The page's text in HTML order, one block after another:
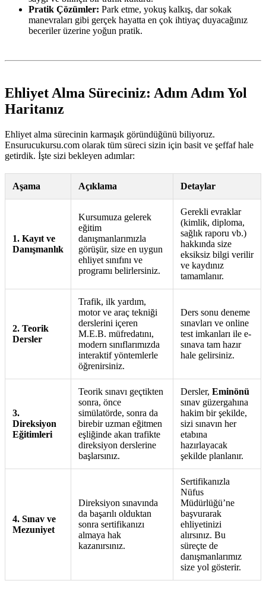
Pratik Çözümler: Park etme, yokuş kalkış, dar sokak
manevraları gibi gerçek hayatta en çok ihtiyaç duyacağınız
beceriler üzerine yoğun pratik.
Ehliyet Alma Süreciniz: Adım Adım Yol
Haritanız
Ehliyet alma sürecinin karmaşık göründüğünü biliyoruz.
Ensurucukursu.com olarak tüm süreci sizin için basit ve şeffaf hale
getirdik. İşte sizi bekleyen adımlar:
Aşama Açıklama Detaylar
1. Kayıt ve
Danışmanlık
Kursumuza gelerek
eğitim
danışmanlarımızla
görüşür, size en uygun
ehliyet sınıfını ve
programı belirlersiniz.
Gerekli evraklar
(kimlik, diploma,
sağlık raporu vb.)
hakkında size
eksiksiz bilgi verilir
ve kaydınız
tamamlanır.
2. Teorik
Dersler
Trafik, ilk yardım,
motor ve araç tekniği
derslerini içeren
M.E.B. müfredatını,
modern sınıflarımızda
interaktif yöntemlerle
öğrenirsiniz.
Ders sonu deneme
sınavları ve online
test imkanları ile e-
sınava tam hazır
hale gelirsiniz.
3.
Direksiyon
Eğitimleri
Teorik sınavı geçtikten
sonra, önce
simülatörde, sonra da
birebir uzman eğitmen
eşliğinde akan trafikte
direksiyon derslerine
başlarsınız.
Dersler, Eminönü
sınav güzergahına
hakim bir şekilde,
sizi sınavın her
etabına
hazırlayacak
şekilde planlanır.
4. Sınav ve
Mezuniyet
Direksiyon sınavında
da başarılı olduktan
sonra sertifikanızı
almaya hak
kazanırsınız.
Sertifikanızla
Nüfus
Müdürlüğü’ne
başvurarak
ehliyetinizi
alırsınız. Bu
süreçte de
danışmanlarımız
size yol gösterir.